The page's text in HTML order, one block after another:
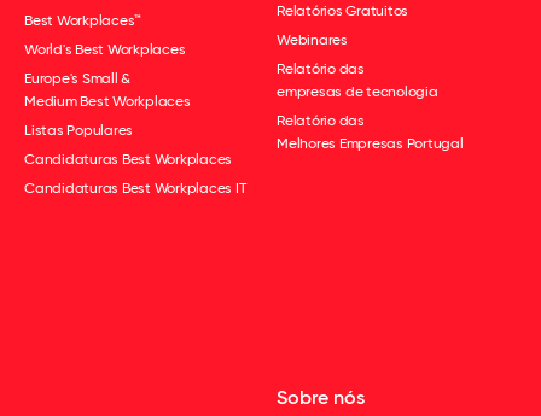
Best Workplaces™
World's Best Workplaces
Europe's Small &
Medium Best Workplaces
Listas Populares
Candidaturas Best Workplaces
Candidaturas Best Workplaces IT
Relatórios Gratuitos
Webinares
Relatório das
empresas de tecnologia
Relatório das
Melhores Empresas Portugal
Sobre nós